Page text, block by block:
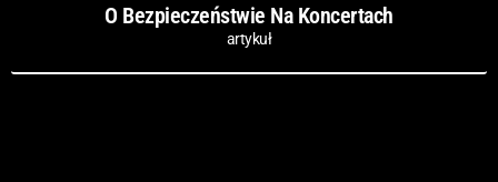
O Bezpieczeństwie Na Koncertach
artykuł